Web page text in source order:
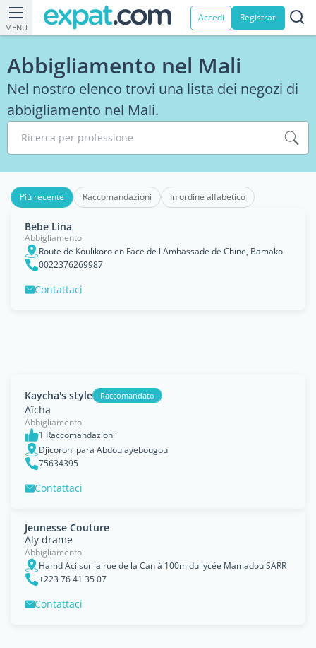
MENU
Accedi Registrati
Abbigliamento nel Mali
Nel nostro elenco trovi una lista dei negozi di
abbigliamento nel Mali.
Ricerca per professione
Più recente Raccomandazioni In ordine alfabetico
Bebe Lina
Abbigliamento
Route de Koulikoro en Face de l'Ambassade de Chine, Bamako
0022376269987
Contattaci
Kaycha's style Raccomandato
Aïcha
Abbigliamento
1 Raccomandazioni
Djicoroni para Abdoulayebougou
75634395
Contattaci
Jeunesse Couture
Aly drame
Abbigliamento
Hamd Aci sur la rue de la Can à 100m du lycée Mamadou SARR
+223 76 41 35 07
Contattaci